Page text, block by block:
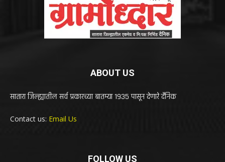
ABOUT US
सातारा जिल्ह्यातील सर्व प्रकारच्या बातम्या 1935 पासून देणारे दैनिक
Contact us: Email Us
FOLLOW US